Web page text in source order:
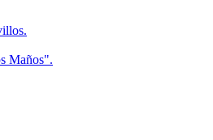
Maños".